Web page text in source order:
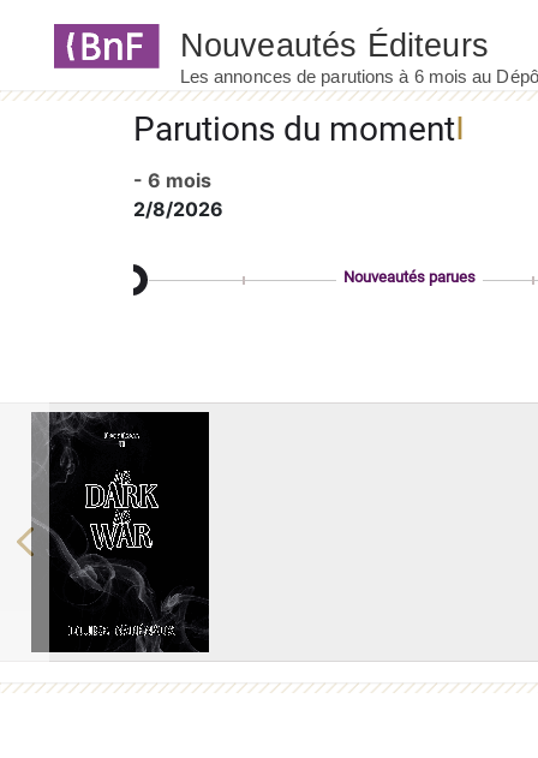
Parutions du moment
- 6 mois
2/8/2026
Nouveautés parues
Previous